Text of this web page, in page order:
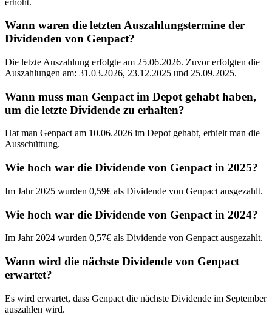
Wann waren die letzten Auszahlungstermine der
Dividenden von Genpact?
Die letzte Auszahlung erfolgte am 25.06.2026. Zuvor erfolgten die
Auszahlungen am: 31.03.2026, 23.12.2025 und 25.09.2025.
Wann muss man Genpact im Depot gehabt haben,
um die letzte Dividende zu erhalten?
Hat man Genpact am 10.06.2026 im Depot gehabt, erhielt man die
Ausschüttung.
Wie hoch war die Dividende von Genpact in 2025?
Im Jahr 2025 wurden 0,59€ als Dividende von Genpact ausgezahlt.
Wie hoch war die Dividende von Genpact in 2024?
Im Jahr 2024 wurden 0,57€ als Dividende von Genpact ausgezahlt.
Wann wird die nächste Dividende von Genpact
erwartet?
Es wird erwartet, dass Genpact die nächste Dividende im September
auszahlen wird.